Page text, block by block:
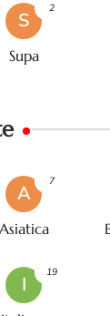
S
Supa
2
A
Asiatica
7
I
19